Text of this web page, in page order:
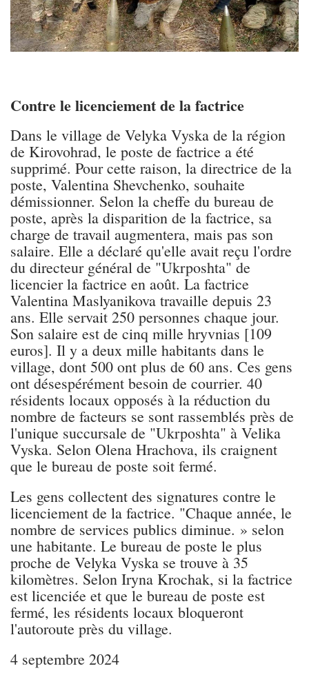
Contre le licenciement de la factrice
Dans le village de Velyka Vyska de la région
de Kirovohrad, le poste de factrice a été
supprimé. Pour cette raison, la directrice de la
poste, Valentina Shevchenko, souhaite
démissionner. Selon la cheffe du bureau de
poste, après la disparition de la factrice, sa
charge de travail augmentera, mais pas son
salaire. Elle a déclaré qu'elle avait reçu l'ordre
du directeur général de "Ukrposhta" de
licencier la factrice en août. La factrice
Valentina Maslyanikova travaille depuis 23
ans. Elle servait 250 personnes chaque jour.
Son salaire est de cinq mille hryvnias [109
euros]. Il y a deux mille habitants dans le
village, dont 500 ont plus de 60 ans. Ces gens
ont désespérément besoin de courrier. 40
résidents locaux opposés à la réduction du
nombre de facteurs se sont rassemblés près de
l'unique succursale de "Ukrposhta" à Velika
Vyska. Selon Olena Hrachova, ils craignent
que le bureau de poste soit fermé.
Les gens collectent des signatures contre le
licenciement de la factrice. "Chaque année, le
nombre de services publics diminue. » selon
une habitante. Le bureau de poste le plus
proche de Velyka Vyska se trouve à 35
kilomètres. Selon Iryna Krochak, si la factrice
est licenciée et que le bureau de poste est
fermé, les résidents locaux bloqueront
l'autoroute près du village.
4 septembre 2024